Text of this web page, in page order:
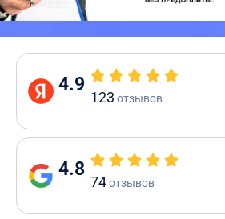
4.9
123 отзывов
4.8
74отзывов